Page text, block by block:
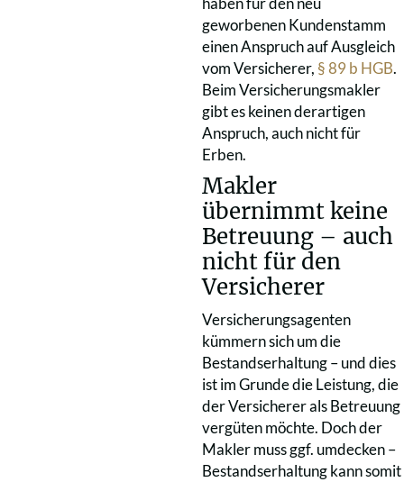
geworbenen Kundenstamm
einen Anspruch auf Ausgleich
vom Versicherer, § 89 b HGB.
Beim Versicherungsmakler
gibt es keinen derartigen
Anspruch, auch nicht für
Erben.
Makler
übernimmt keine
Betreuung – auch
nicht für den
Versicherer
Versicherungsagenten
kümmern sich um die
Bestandserhaltung – und dies
ist im Grunde die Leistung, die
der Versicherer als Betreuung
vergüten möchte. Doch der
Makler muss ggf. umdecken –
Bestandserhaltung kann somit